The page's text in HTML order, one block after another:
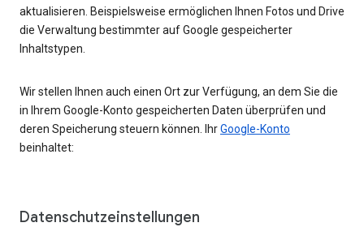
aktualisieren. Beispielsweise ermöglichen Ihnen Fotos und Drive
die Verwaltung bestimmter auf Google gespeicherter
Inhaltstypen.
Wir stellen Ihnen auch einen Ort zur Verfügung, an dem Sie die
in Ihrem Google-Konto gespeicherten Daten überprüfen und
deren Speicherung steuern können. IhrGoogle-Konto
beinhaltet:
Datenschutzeinstellungen